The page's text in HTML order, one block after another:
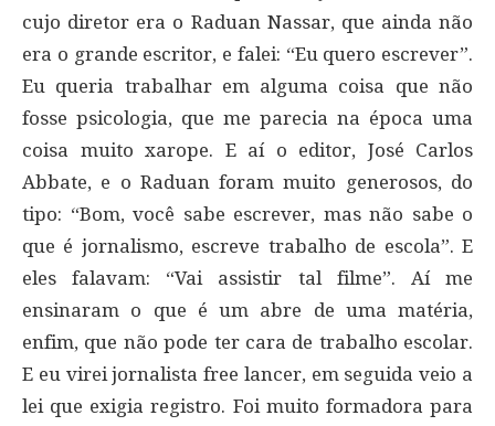
cujo diretor era o Raduan Nassar, que ainda não
era o grande escritor, e falei: “Eu quero escrever”.
Eu queria trabalhar em alguma coisa que não
fosse psicologia, que me parecia na época uma
coisa muito xarope. E aí o editor, José Carlos
Abbate, e o Raduan foram muito generosos, do
tipo: “Bom, você sabe escrever, mas não sabe o
que é jornalismo, escreve trabalho de escola”. E
eles falavam: “Vai assistir tal filme”. Aí me
ensinaram o que é um abre de uma matéria,
enfim, que não pode ter cara de trabalho escolar.
E eu virei jornalista free lancer, em seguida veio a
lei que exigia registro. Foi muito formadora para